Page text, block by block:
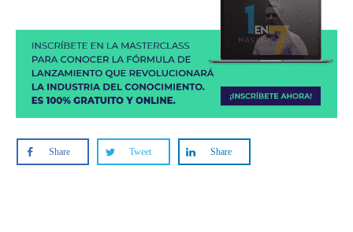
Share Tweet Share